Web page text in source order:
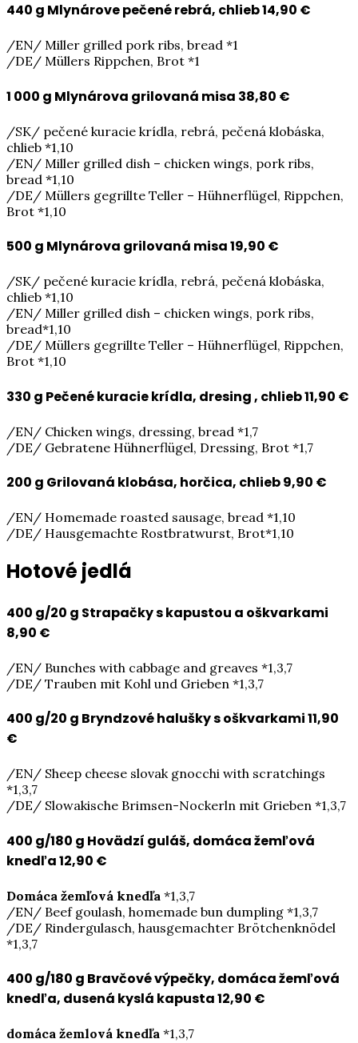
440 g Mlynárove pečené rebrá, chlieb14,90 €
/EN/ Miller grilled pork ribs, bread *1
/DE/ Müllers Rippchen, Brot *1
1 000 g Mlynárova grilovaná misa 38,80 €
/SK/ pečené kuracie krídla, rebrá, pečená klobáska,
chlieb *1,10
/EN/ Miller grilled dish – chicken wings, pork ribs,
bread *1,10
/DE/ Müllers gegrillte Teller – Hühnerflügel, Rippchen,
Brot *1,10
500 g Mlynárova grilovaná misa19,90 €
/SK/ pečené kuracie krídla, rebrá, pečená klobáska,
chlieb *1,10
/EN/ Miller grilled dish – chicken wings, pork ribs,
bread*1,10
/DE/ Müllers gegrillte Teller – Hühnerflügel, Rippchen,
Brot *1,10
330 g Pečené kuracie krídla, dresing , chlieb11,90 €
/EN/ Chicken wings, dressing, bread *1,7
/DE/ Gebratene Hühnerflügel, Dressing, Brot *1,7
200 g Grilovaná klobása, horčica, chlieb9,90 €
/EN/ Homemade roasted sausage, bread *1,10
/DE/ Hausgemachte Rostbratwurst, Brot*1,10
Hotové jedlá
400 g/20 g Strapačky s kapustou a oškvarkami
8,90 €
/EN/ Bunches with cabbage and greaves *1,3,7
/DE/ Trauben mit Kohl und Grieben *1,3,7
400 g/20 g Bryndzové halušky s oškvarkami11,90
€
/EN/ Sheep cheese slovak gnocchi with scratchings
*1,3,7
/DE/ Slowakische Brimsen-Nockerln mit Grieben *1,3,7
400 g/180 g Hovädzí guláš, domáca žemľová
knedľa12,90 €
Domáca žemľová knedľa *1,3,7
/EN/ Beef goulash, homemade bun dumpling *1,3,7
/DE/ Rindergulasch, hausgemachter Brötchenknödel
*1,3,7
400 g/180 g Bravčové výpečky, domáca žemľová
knedľa, dusená kyslá kapusta12,90 €
domáca žemlová knedľa *1,3,7